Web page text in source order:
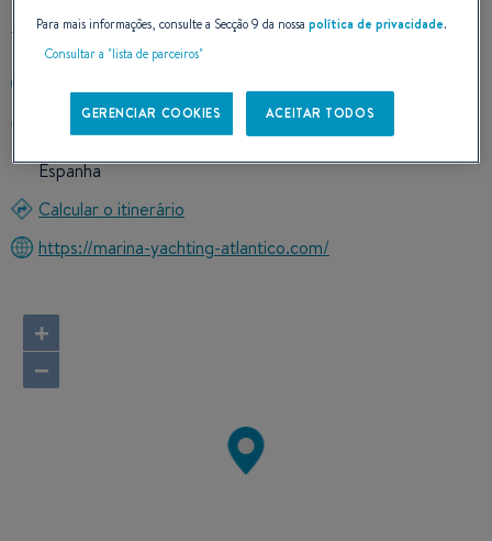
0034 695666596
Espanha
Calcular o itinerário
https://marina-yachting-atlantico.com/
+
−
Para mais informações, consulte a Secção 9 da nossapolítica de privacidade.
Consultar a "lista de parceiros"
GERENCIAR COOKIES ACEITAR TODOS